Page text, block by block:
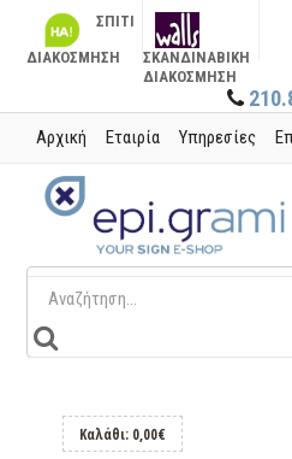
ΣΠΙΤΙ
ΔΙΑΚΟΣΜΗΣΗ
ΣΚΑΝΔΙΝΑΒΙΚΗ
ΔΙΑΚΟΣΜΗΣΗ
Αρχική Εταιρία Υπηρεσίες
Καλάθι: 0,00€